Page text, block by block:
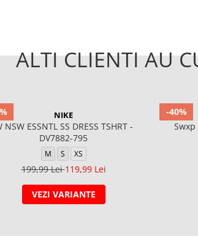
ALTI CLIENTI AU
NIKE
NSW ESSNTL SS DRESS TSHRT -
DV7882-795
M S XS
199,99 Lei119,99 Lei
VEZI VARIANTE
-40%
Swxp